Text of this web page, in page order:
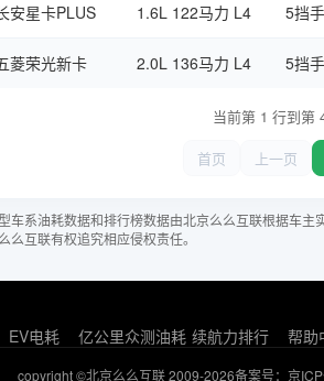
安星卡PLUS 1.6L 122马力 L4 5挡
菱荣光新卡 2.0L 136马力 L4 5挡
当前第 1 行到第
首页
上一页
车系油耗数据和排行榜数据由北京么么互联根据车
互联有权追究相应侵权责任。
EV电耗 亿公里众测油耗 续航力排行 帮助
copyright ©北京么么互联 2009-2026备案号：京